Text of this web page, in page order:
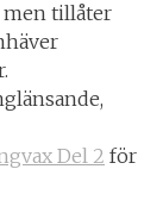
men tillåter
Del 2 för